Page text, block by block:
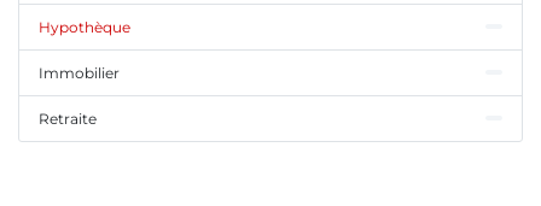
Hypothèque
Immobilier
Retraite